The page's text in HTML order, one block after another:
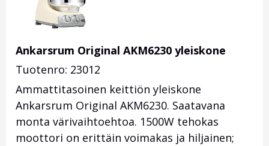
Ankarsrum Original AKM6230 yleiskone
Tuotenro: 23012
Ammattitasoinen keittiön yleiskone
Ankarsrum Original AKM6230. Saatavana
monta värivaihtoehtoa. 1500W tehokas
moottori on erittäin voimakas ja hiljainen;